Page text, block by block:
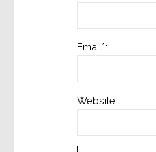
Email*:
Website: